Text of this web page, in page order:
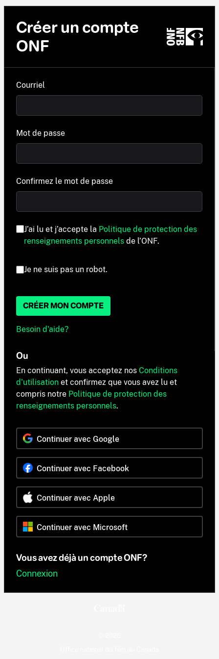
Créer un compte
ONF
Courriel
Mot de passe
Confirmez le mot de passe
J’ai lu et j’accepte la Politique de protection des
renseignements personnels de l’ONF.
Je ne suis pas un robot.
CRÉER MON COMPTE
Besoin d'aide?
Ou
En continuant, vous acceptez nos Conditions
d'utilisation et confirmez que vous avez lu et
compris notre Politique de protection des
renseignements personnels.
Continuer avec Google
Continuer avec Facebook
Continuer avec Apple
Continuer avec Microsoft
Vous avez déjà un compte ONF?
Connexion